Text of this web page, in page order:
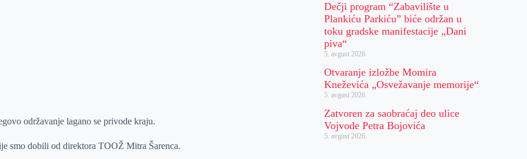
održavanje lagano se privode kraju.
smo dobili od direktora TOOŽ Mitra Šarenca.
Dečji program “Zabavilište u
Plankiću Parkiću” biće održan u
toku gradske manifestacije „Dani
piva“
5. avgust 2026.
Otvaranje izložbe Momira
Kneževića „Osvežavanje memorije“
5. avgust 2026.
Zatvoren za saobraćaj deo ulice
Vojvode Petra Bojovića
5. avgust 2026.